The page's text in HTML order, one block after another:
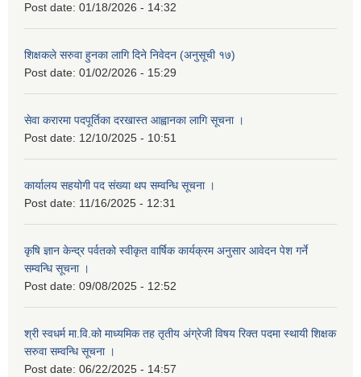
Post date: 01/18/2026 - 14:32
शिक्षकले सरुवा हुनका लागि दिने निवेदन (अनुसूची १७)
Post date: 01/02/2026 - 15:29
सेवा करारमा पदपूर्तिका दरखास्त आह्वानका लागि सूचना ।
Post date: 12/10/2025 - 10:51
कार्यालय सहयोगी पद संख्या थप सम्वन्धि सूचना ।
Post date: 11/16/2025 - 12:31
कृषि ज्ञान केन्द्र पर्वतको स्वीकृत वार्षिक कार्यक्रम अनुसार आवेदन पेश गर्ने
सम्वन्धि सूचना ।
Post date: 09/08/2025 - 12:52
श्री स्वधर्म मा.वि.को माध्यमिक तह तृतीय अंग्रेजी विषय रिक्त पदमा स्थायी शिक्षक
सरुवा सम्वन्धि सूचना ।
Post date: 06/22/2025 - 14:57